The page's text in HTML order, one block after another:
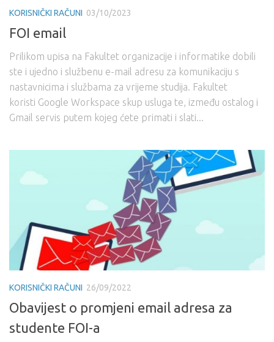
KORISNIČKI RAČUNI 03/10/2023
FOI email
Prilikom upisa na Fakultet organizacije i informatike dobili
ste i ujedno i službenu e-mail adresu za komunikaciju s
nastavnicima i službama za vrijeme studija. Fakultet
koristi Google Workspace skup usluga te, između ostalog i
Gmail servis putem kojeg ćete primati i slati...
KORISNIČKI RAČUNI 26/09/2022
Obavijest o promjeni email adresa za
studente FOI-a